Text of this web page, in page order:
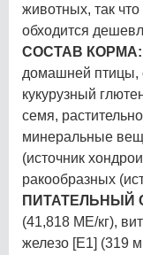
животных, так
обходится
СОСТАВ КОРМА:
домашней птицы,
кукурузный
семя,
минеральные
(источник
ракообразных
ПИТАТЕЛЬНЫЙ
(41,818 МЕ/кг),
железо [E1] (319